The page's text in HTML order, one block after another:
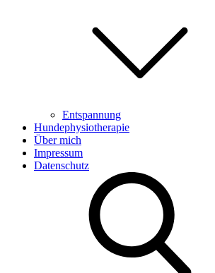
Entspannung
Hundephysiotherapie
Über mich
Impressum
Datenschutz